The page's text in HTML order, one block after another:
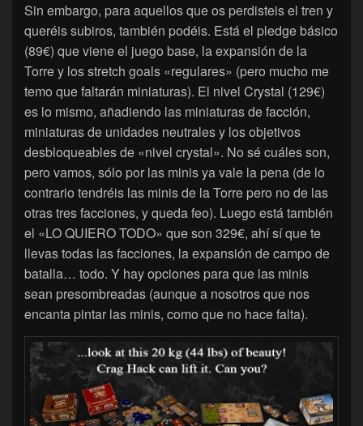
Sin embargo, para aquellos que os perdisteis el tren y
queréis subiros, también podéis. Está el pledge básico
(89€) que viene el juego base, la expansión de la
Torre y los stretch goals «regulares» (pero mucho me
temo que faltarán miniaturas). El nivel Crystal (129€)
es lo mismo, añadiendo las miniaturas de facción,
miniaturas de unidades neutrales y los objetivos
desbloqueables de «nivel crystal». No sé cuáles son,
pero vamos, sólo por las minis ya vale la pena (de lo
contrario tendréis las minis de la Torre pero no de las
otras tres facciones, y queda feo). Luego está también
el «LO QUIERO TODO» que son 329€, ahí sí que te
llevas todas las facciones, la expansión de campo de
batalla… todo. Y hay opciones para que las minis
sean presombreadas (aunque a nosotros que nos
encanta pintar las minis, como que no hace falta).